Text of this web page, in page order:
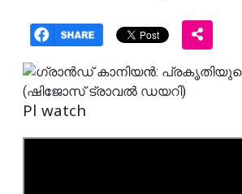
Pl watch